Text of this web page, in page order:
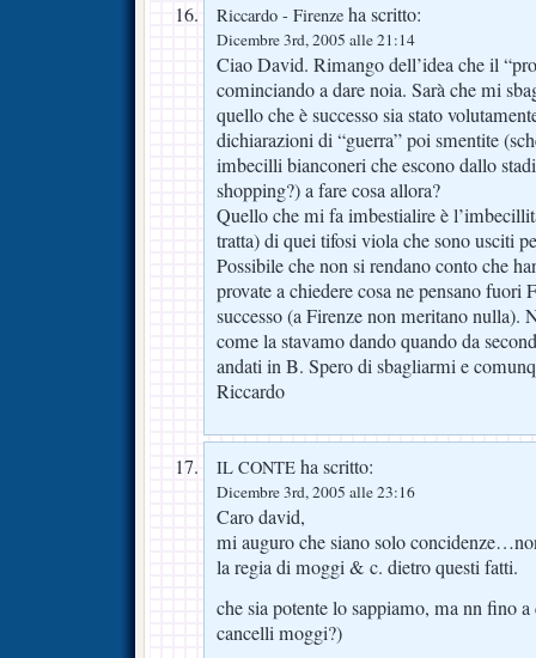
Riccardo - Firenze ha scritto:
Dicembre 3rd, 2005 alle 21:14
Ciao David. Rimango dell’idea che il
cominciando a dare noia. Sarà che mi
quello che è successo sia stato
dichiarazioni di “guerra” poi smentite
imbecilli bianconeri che escono dallo
shopping?) a fare cosa allora?
Quello che mi fa imbestialire è
tratta) di quei tifosi viola che sono usciti
Possibile che non si rendano conto che
provate a chiedere cosa ne pensano fuori
successo (a Firenze non meritano nulla).
come la stavamo dando quando da
andati in B. Spero di sbagliarmi e
Riccardo
IL CONTE ha scritto:
Dicembre 3rd, 2005 alle 23:16
Caro david,
mi auguro che siano solo
la regia di moggi & c. dietro questi fatti.
che sia potente lo sappiamo, ma nn fino
cancelli moggi?)